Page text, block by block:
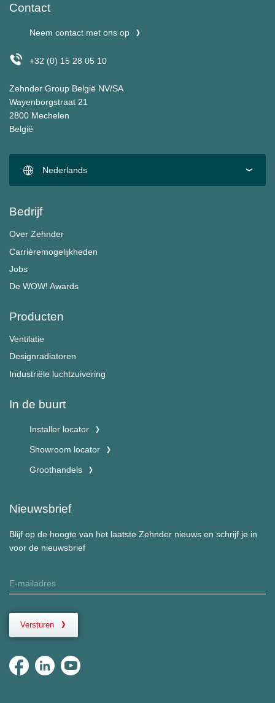
Contact
Neem contact met ons op
+32 (0) 15 28 05 10
Zehnder Group België NV/SA
Wayenborgstraat 21
2800 Mechelen
België
Nederlands
Bedrijf
Over Zehnder
Carrièremogelijkheden
Jobs
De WOW! Awards
Producten
Ventilatie
Designradiatoren
Industriële luchtzuivering
In de buurt
Installer locator
Showroom locator
Groothandels
Nieuwsbrief
Blijf op de hoogte van het laatste Zehnder nieuws en schrijf je in
voor de nieuwsbrief
Versturen